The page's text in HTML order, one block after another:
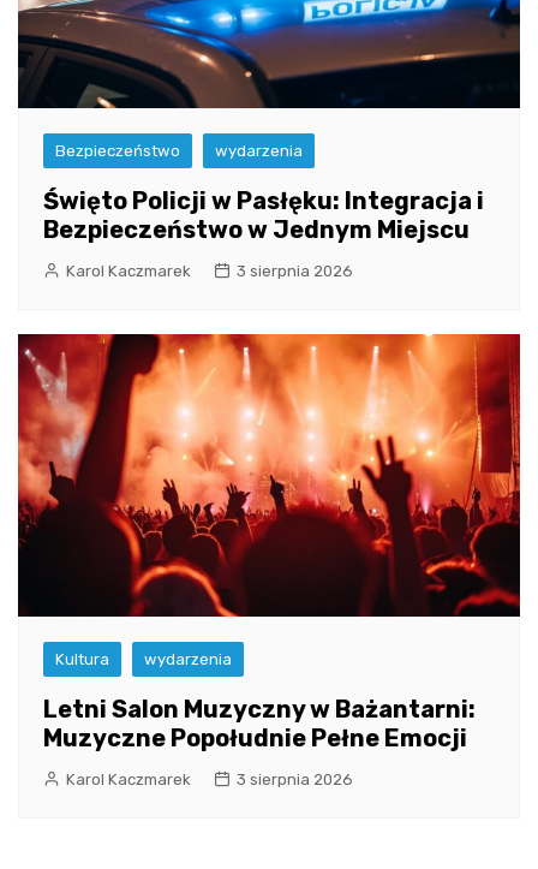
Bezpieczeństwo wydarzenia
Święto Policji w Pasłęku: Integracja i
Bezpieczeństwo w Jednym Miejscu
Karol Kaczmarek 3 sierpnia 2026
Kultura wydarzenia
Letni Salon Muzyczny w Bażantarni:
Muzyczne Popołudnie Pełne Emocji
Karol Kaczmarek 3 sierpnia 2026